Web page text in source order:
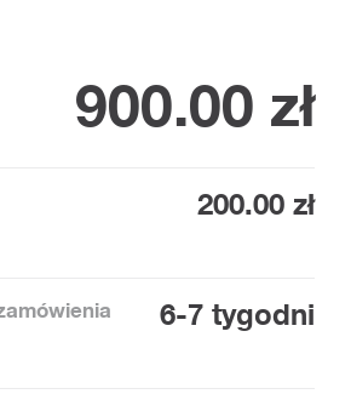
900.00 zł
200.00 zł
6-7 tygodni